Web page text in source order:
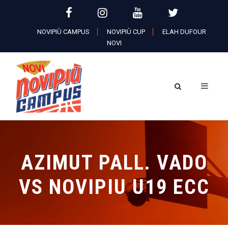
NOVIPIÙ CAMPUS NOVIPIÙ CUP
ELAH DUFOUR
NOVI
AZIMUT PALL. VADO
VS NOVIPIU U19 ECC